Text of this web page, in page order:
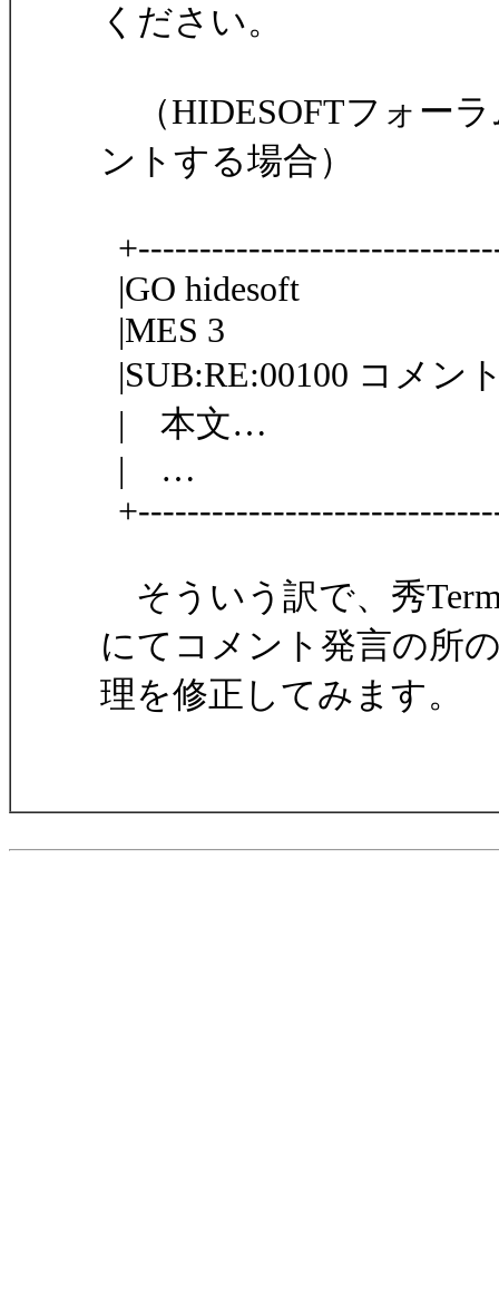
ください。
（HIDESOFTフォー
ントする場合）
|GO hidesoft
|MES 3
|SUB:RE:00100 コメン
| 本文…
| …
そういう訳で、秀
にてコメント発言の所
理を修正してみます。